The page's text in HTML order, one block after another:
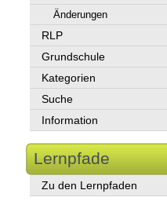
Änderungen
RLP
Grundschule
Kategorien
Suche
Information
Lernpfade
Zu den Lernpfaden